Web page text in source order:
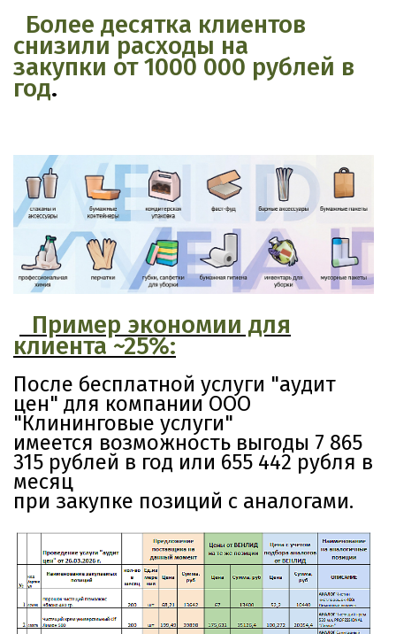
Более десятка клиентов
снизили расходы на
закупки от 1000 000 рублей в
год.
Пример экономии для
клиента ~25%:
После бесплатной услуги "аудит
цен" для компании ООО
"Клининговые услуги"
имеется возможность выгоды 7 865
315 рублей в год или 655 442 рубля в
месяц
при закупке позиций с аналогами.